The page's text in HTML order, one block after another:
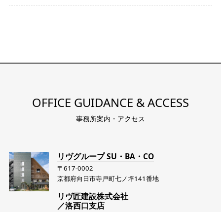
OFFICE GUIDANCE & ACCESS
事務所案内・アクセス
リヴグループ SU・BA・CO
〒617-0002
京都府向日市寺戸町七ノ坪141番地
リヴ匠建設株式会社
／洛西口支店